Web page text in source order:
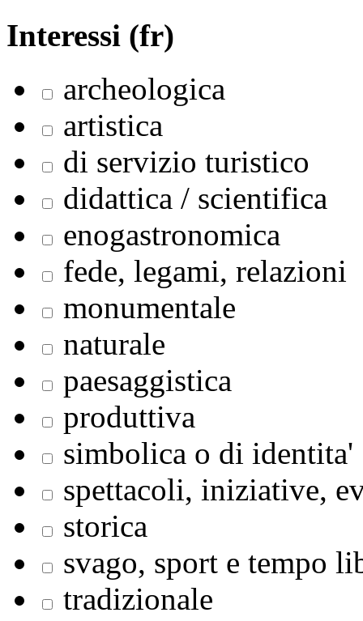
Interessi (fr)
archeologica
artistica
di servizio turistico
didattica / scientifica
enogastronomica
fede, legami, relazioni
monumentale
naturale
paesaggistica
produttiva
simbolica o di identita'
spettacoli, iniziative,
storica
svago, sport e tempo
tradizionale